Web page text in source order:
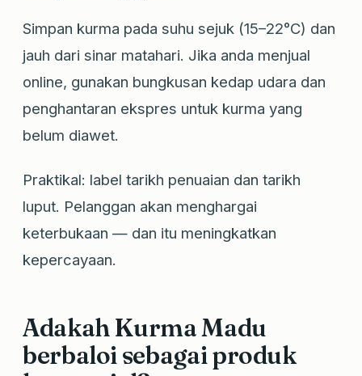
Simpan kurma pada suhu sejuk (15–22°C) dan
jauh dari sinar matahari. Jika anda menjual
online, gunakan bungkusan kedap udara dan
penghantaran ekspres untuk kurma yang
belum diawet.
Praktikal: label tarikh penuaian dan tarikh
luput. Pelanggan akan menghargai
keterbukaan — dan itu meningkatkan
kepercayaan.
Adakah Kurma Madu
berbaloi sebagai produk